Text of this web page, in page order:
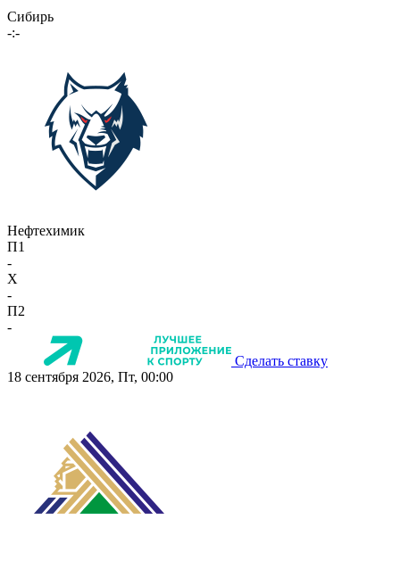
Сибирь
-:-
Нефтехимик
П1
-
X
-
П2
-
Сделать ставку
18 сентября 2026, Пт, 00:00